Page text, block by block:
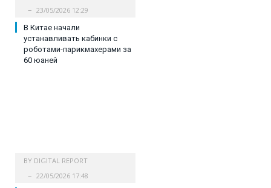
23/05/2026 12:29
В Китае начали
устанавливать кабинки с
роботами-парикмахерами за
60 юаней
BY DIGITAL REPORT
22/05/2026 17:48